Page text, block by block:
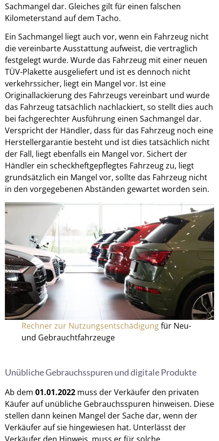
Sachmangel dar. Gleiches gilt für einen falschen
Kilometerstand auf dem Tacho.
Ein Sachmangel liegt auch vor, wenn ein Fahrzeug nicht
die vereinbarte Ausstattung aufweist, die vertraglich
festgelegt wurde. Wurde das Fahrzeug mit einer neuen
TÜV-Plakette ausgeliefert und ist es dennoch nicht
verkehrssicher, liegt ein Mangel vor. Ist eine
Originallackierung des Fahrzeugs vereinbart und wurde
das Fahrzeug tatsächlich nachlackiert, so stellt dies auch
bei fachgerechter Ausführung einen Sachmangel dar.
Verspricht der Händler, dass für das Fahrzeug noch eine
Herstellergarantie besteht und ist dies tatsächlich nicht
der Fall, liegt ebenfalls ein Mangel vor. Sichert der
Händler ein scheckheftgepflegtes Fahrzeug zu, liegt
grundsätzlich ein Mangel vor, sollte das Fahrzeug nicht
in den vorgegebenen Abständen gewartet worden sein.
Rechner zur Nutzungsentschädigungfür Neu-
und Gebrauchtfahrzeuge
Unübliche Gebrauchsspuren und digitale Produkte
Ab dem 01.01.2022 muss der Verkäufer den privaten
Käufer auf unübliche Gebrauchsspuren hinweisen. Diese
stellen dann keinen Mangel der Sache dar, wenn der
Verkäufer auf sie hingewiesen hat. Unterlässt der